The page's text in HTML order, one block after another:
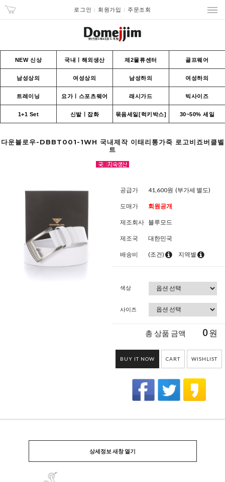
로그인 회원가입 주문조회
NEW 신상 국내ㅣ해외생산 제2물류센터 골프웨어
남성상의 여성상의 남성하의 여성하의
트레이닝 요가ㅣ스포츠웨어 래시가드 빅사이즈
1+1 Set 신발ㅣ잡화 묶음세일[럭키박스] 30~50% 세일
다운블로우-DBBT001-1WH 국내제작 이태리통가죽 로고비죠버클벨
트
공급가 41,600원 (부가세 별도)
도매가 회원공개
제조회사 블루모드
제조국 대한민국
배송비 (조건) 지역별
색상
사이즈
총 상품 금액 0원
BUY IT NOW CART WISHLIST
상세정보 새창 열기